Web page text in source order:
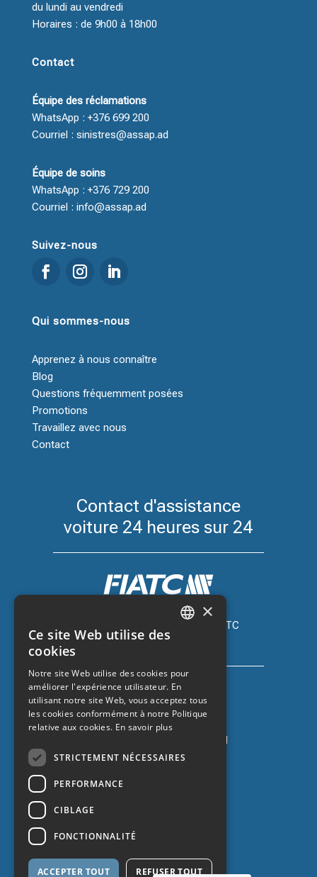
du lundi au vendredi
Horaires : de 9h00 à 18h00
Contact
Équipe des réclamations
WhatsApp : +376 699 200
Courriel : sinistres@assap.ad
Équipe de soins
WhatsApp : +376 729 200
Courriel : info@assap.ad
Suivez-nous
Qui sommes-nous
Apprenez à nous connaître
Blog
Questions fréquemment posées
Promotions
Travaillez avec nous
Contact
Contact d'assistance
voiture 24 heures sur 24
Assurance automobile avec FIATC
+34 918 66 98 06
+34 932 67 10 40
FRENCH
×
Ce site Web utilise des
cookies
Notre site Web utilise des cookies pour
améliorer l'expérience utilisateur. En
utilisant notre site Web, vous acceptez tous
les cookies conformément à notre Politique
relative aux cookies. En savoir plus
STRICTEMENT NÉCESSAIRES
PERFORMANCE
CIBLAGE
FONCTIONNALITÉ
ACCEPTER TOUT REFUSER TOUT